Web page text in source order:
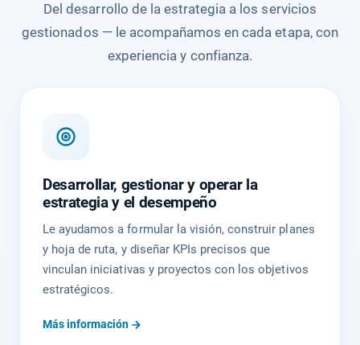
Del desarrollo de la estrategia a los servicios
gestionados — le acompañamos en cada etapa, con
experiencia y confianza.
Desarrollar, gestionar y operar la
estrategia y el desempeño
Le ayudamos a formular la visión, construir planes
y hoja de ruta, y diseñar KPIs precisos que
vinculan iniciativas y proyectos con los objetivos
estratégicos.
Más información